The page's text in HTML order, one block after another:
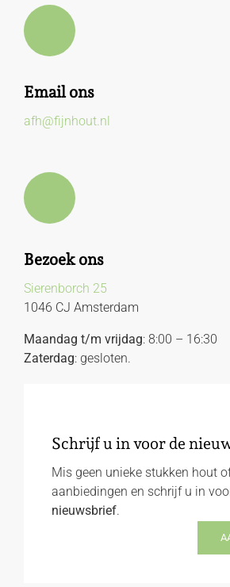
Email ons
afh@fijnhout.nl
Bezoek ons
Sierenborch 25
1046 CJ Amsterdam
Maandag t/m vrijdag: 8:00 – 16:30
Zaterdag: gesloten.
Schrijf u in voor de
Mis geen unieke stukken hout
aanbiedingen en schrijf u in
nieuwsbrief.